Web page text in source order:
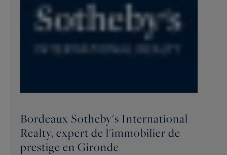
Bordeaux Sotheby's International
Realty, expert de l'immobilier de
prestige en Gironde